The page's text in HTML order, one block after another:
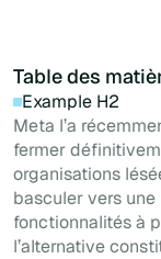
Table des
Example H2
Meta l’a
fermer
organisations
basculer vers
fonctionnalités à
l’alternative